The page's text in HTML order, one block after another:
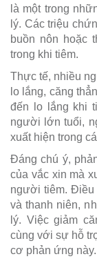
là một trong
lý. Các triệu
buồn nôn hoặc
trong khi tiêm.
Thực tế, nhiều
lo lắng, căng
đến lo lắng khi
người lớn tuổi,
xuất hiện trong
Đáng chú ý,
của vắc xin mà
người tiêm. Điều
và thanh niên,
lý. Việc giảm
cùng với sự hỗ
cơ phản ứng này.